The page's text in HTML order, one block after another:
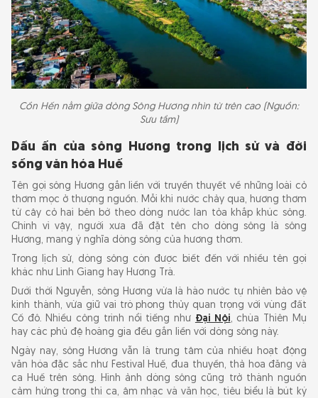
Ngắm cầu Trường Tiền soi bóng xuống dòng
sông Hương
Dạo bộ trên cầu gỗ lim và ngắm hoàng hôn
sông Hương
Thưởng thức ca Huế trên sông Hương vào buổi
tối
Gợi ý ăn uống và lưu trú khi khám phá sông
Hương
Nơi lưu trú có tầm nhìn hướng ra sông Hương
Những món đặc sản Huế hấp dẫn nhất
Gợi ý quán cà phê ngắm trọn vẻ đẹp của sông
Hương
Các địa danh du lịch nổi tiếng nằm liền kề
sông Hương
Chùa Thiên Mụ - ngôi cổ tự soi bóng bên dòng
Đại Nội Huế và dấu ấn lịch sử gắn liền với sông
Hương
Cồn Hến nằm giữa dòng Sông Hương nhìn từ trên cao (Nguồn:
Sưu tầm)
Dấu ấn của sông Hương trong lịch sử và đời
sống văn hóa Huế
Tên gọi sông Hương gắn liền với truyền thuyết về những loài cỏ
thơm mọc ở thượng nguồn. Mỗi khi nước chảy qua, hương thơm
từ cây cỏ hai bên bờ theo dòng nước lan tỏa khắp khúc sông.
Chính vì vậy, người xưa đã đặt tên cho dòng sông là sông
Hương, mang ý nghĩa dòng sông của hương thơm.
Trong lịch sử, dòng sông còn được biết đến với nhiều tên gọi
khác như Linh Giang hay Hương Trà.
Dưới thời Nguyễn, sông Hương vừa là hào nước tự nhiên bảo vệ
kinh thành, vừa giữ vai trò phong thủy quan trọng với vùng đất
Cố đô. Nhiều công trình nổi tiếng như Đại Nội, chùa Thiên Mụ
hay các phủ đệ hoàng gia đều gắn liền với dòng sông này.
Ngày nay, sông Hương vẫn là trung tâm của nhiều hoạt động
văn hóa đặc sắc như Festival Huế, đua thuyền, thả hoa đăng và
ca Huế trên sông. Hình ảnh dòng sông cũng trở thành nguồn
cảm hứng trong thi ca, âm nhạc và văn học, tiêu biểu là bút ký